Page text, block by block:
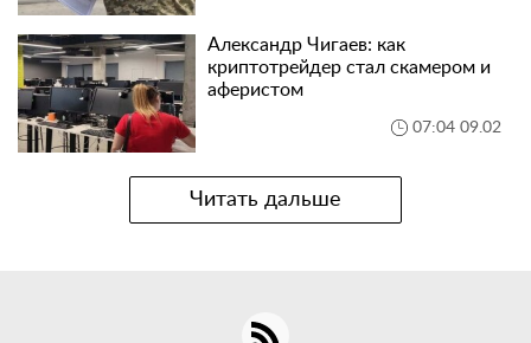
Александр Чигаев: как
криптотрейдер стал скамером и
аферистом
07:04 09.02
Читать дальше